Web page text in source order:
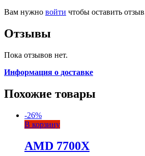
Вам нужно войти чтобы оставить
Отзывы
Пока отзывов нет.
Информация о доставке
Похожие товары
-26%
В корзину
AMD 7700X